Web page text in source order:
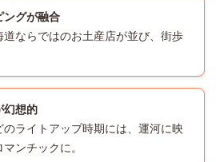
ングが融合
ならではのお土産店が並び、街歩
幻想的
ライトアップ時期には、運河に映
ンチックに。